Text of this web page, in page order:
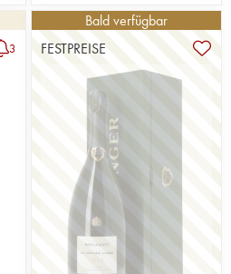
3
Bald verfügbar
FESTPREISE